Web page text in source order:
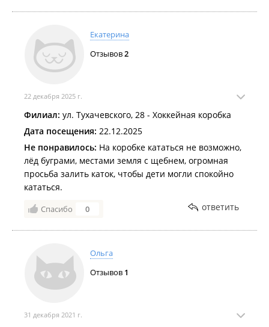
Екатерина
Отзывов2
22 декабря 2025 г.
Филиал: ул. Тухачевского, 28 - Хоккейная коробка
Дата посещения: 22.12.2025
Не понравилось: На коробке кататься не возможно,
лёд буграми, местами земля с щебнем, огромная
просьба залить каток, чтобы дети могли спокойно
кататься.
Спасибо 0 ответить
Ольга
Отзывов 1
31 декабря 2021 г.